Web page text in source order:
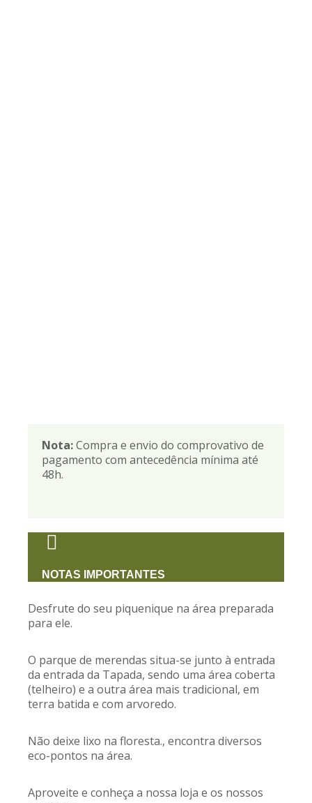
Nota:Compra e envio do comprovativo de
pagamento com antecedência mínima até
48h.
NOTAS IMPORTANTES
Desfrute do seu piquenique na área preparada
para ele.
O parque de merendas situa-se junto à entrada
da entrada da Tapada, sendo uma área coberta
(telheiro) e a outra área mais tradicional, em
terra batida e com arvoredo.
Não deixe lixo na floresta., encontra diversos
eco-pontos na área.
Aproveite e conheça a nossa loja e os nossos